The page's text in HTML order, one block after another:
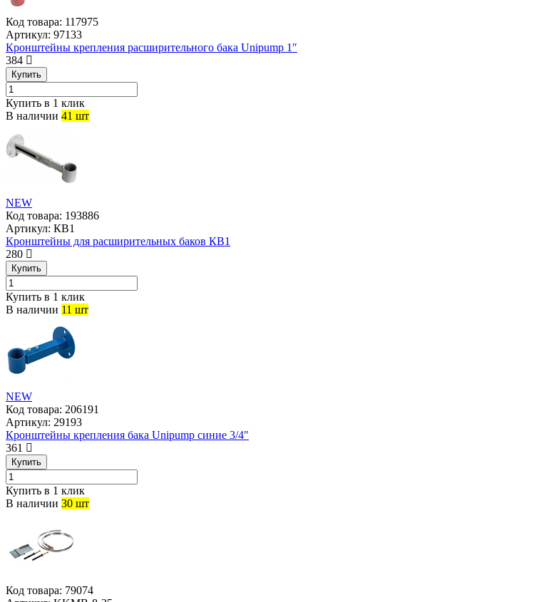
Код товара: 117975
Артикул: 97133
Кронштейны крепления расширительного бака Unipump 1″
384
Купить
Купить в 1 клик
В наличии 41 шт
NEW
Код товара: 193886
Артикул: КВ1
Кронштейны для расширительных баков КВ1
280
Купить
Купить в 1 клик
В наличии 11 шт
NEW
Код товара: 206191
Артикул: 29193
Кронштейны крепления бака Unipump синие 3/4"
361
Купить
Купить в 1 клик
В наличии 30 шт
Код товара: 79074